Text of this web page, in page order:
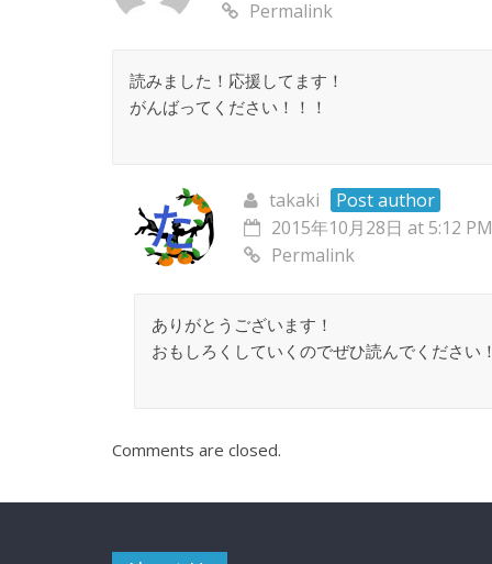
Permalink
読みました！応援してます！
がんばってください！！！
takaki
Post author
2015年10月28日 at 5:12 PM
Permalink
ありがとうございます！
おもしろくしていくのでぜひ読んでください
Comments are closed.